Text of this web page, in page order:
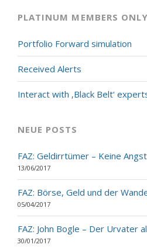
PLATINUM MEMBERS ONLY
Portfolio Forward simulation
Received Alerts
Interact with ‚Black Belt‘
NEUE POSTS
FAZ: Geldirrtümer – Keine
13/06/2017
FAZ: Börse, Geld und der
05/04/2017
FAZ: John Bogle – Der Urvater
30/01/2017